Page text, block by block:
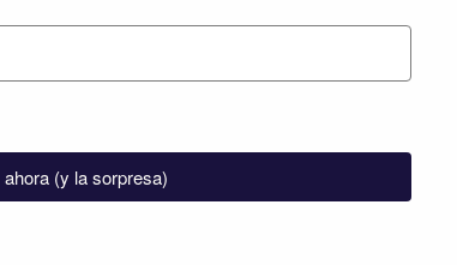
(y la sorpresa)